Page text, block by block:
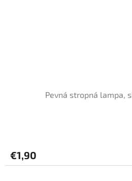
Pevná stropná lampa,
€1,90